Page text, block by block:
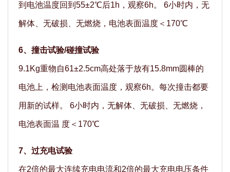
到电池温度回到55±2℃后1h，观察6h。 6小时内，无
解体、无破损、无燃烧，电池表面温度＜170℃
6、撞击试验/碰撞试验
9.1Kg重物自61±2.5cm高处落于放有15.8mm圆棒的
电池上，检测电池表面温度，观察6h。每次撞击都要
用新的试样。 6小时内，无解体、无破损、无燃烧，
电池表面温 度＜170℃
7、过充电试验
在2倍的最大连续充电电流和2倍的最大充电电压条件